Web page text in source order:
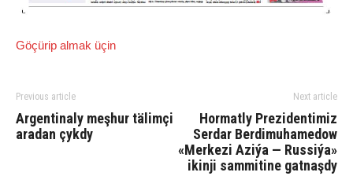
Göçürip almak üçin
Previous article
Argentinaly meşhur tälimçi
aradan çykdy
Next article
Hormatly Prezidentimiz
Serdar Berdimuhamedow
«Merkezi Aziýa — Russiýa»
ikinji sammitine gatnaşdy